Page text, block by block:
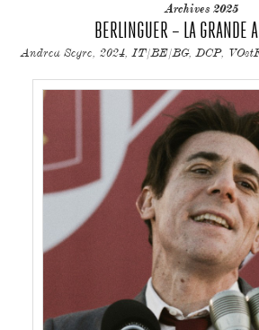
Archives 2025
BERLINGUER – LA GRANDE
Andrea Segre, 2024, IT/BE/BG, DCP,